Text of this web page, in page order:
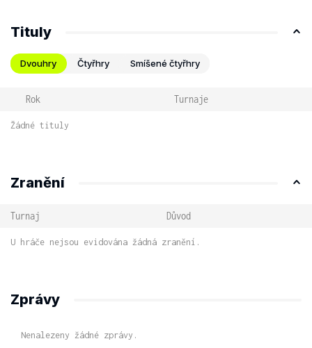
Tituly
Dvouhry Čtyřhry Smíšené čtyřhry
Rok Turnaje
Žádné tituly
Zranění
Turnaj Důvod
U hráče nejsou evidována žádná zranění.
Zprávy
Nenalezeny žádné zprávy.